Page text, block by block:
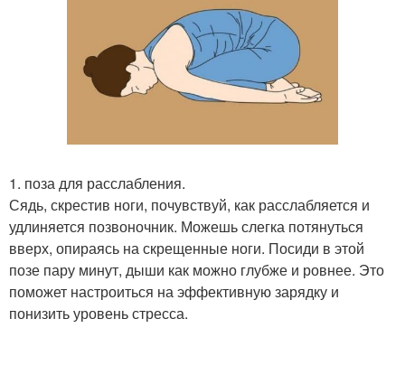
1. поза для расслабления.
Сядь, скрестив ноги, почувствуй, как расслабляется и
удлиняется позвоночник. Можешь слегка потянуться
вверх, опираясь на скрещенные ноги. Посиди в этой
позе пару минут, дыши как можно глубже и ровнее. Это
поможет настроиться на эффективную зарядку и
понизить уровень стресса.